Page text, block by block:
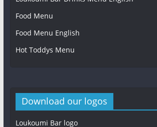
Loukoumi bar
Food Menu
Food Menu English
Hot Toddys Menu
Download our logos
Loukoumi Bar logo